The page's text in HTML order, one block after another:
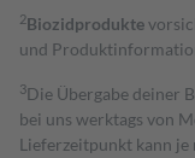
2Biozidprodukte
und
3Die Übergabe deiner
bei uns werktags von
Lieferzeitpunkt kann je